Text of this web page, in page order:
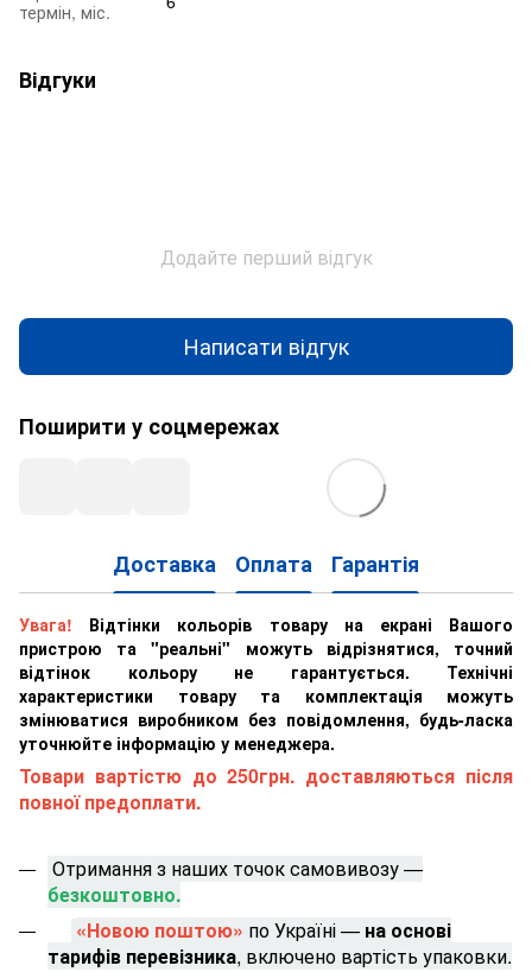
термін, міс.
Відгуки
Додайте перший відгук
Написати відгук
Поширити у соцмережах
Доставка Оплата Гарантія
Увага! Відтінки кольорів товару на екрані Вашого
пристрою та "реальні" можуть відрізнятися, точний
відтінок кольору не гарантується. Технічні
характеристики товару та комплектація можуть
змінюватися виробником без повідомлення, будь-ласка
уточнюйте інформацію у менеджера.
Товари вартістю до 250грн. доставляються після
повної предоплати.
Отримання з наших точок самовивозу —
безкоштовно.
«Новою поштою» по Україні — на основі
тарифів перевізника, включено вартість упаковки.